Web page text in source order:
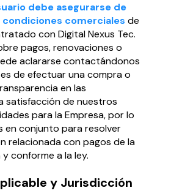
debe asegurarse de
comerciales de
con Digital Nexus Tec.
pagos, renovaciones o
aclararse contactándonos
de efectuar una compra o
en las
satisfacción de nuestros
para la Empresa, por lo
en conjunto para resolver
relacionada con pagos de la
conforme a la ley.
y Jurisdicción